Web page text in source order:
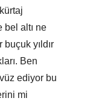
bel altı ne
yıldır
Ben
ediyor bu
mi